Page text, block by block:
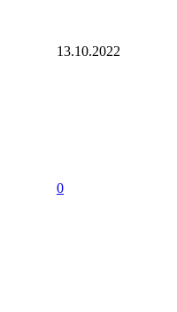
13.10.2022
0